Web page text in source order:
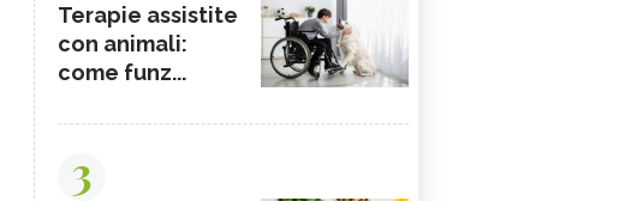
Terapie assistite
con animali:
come funz...
3